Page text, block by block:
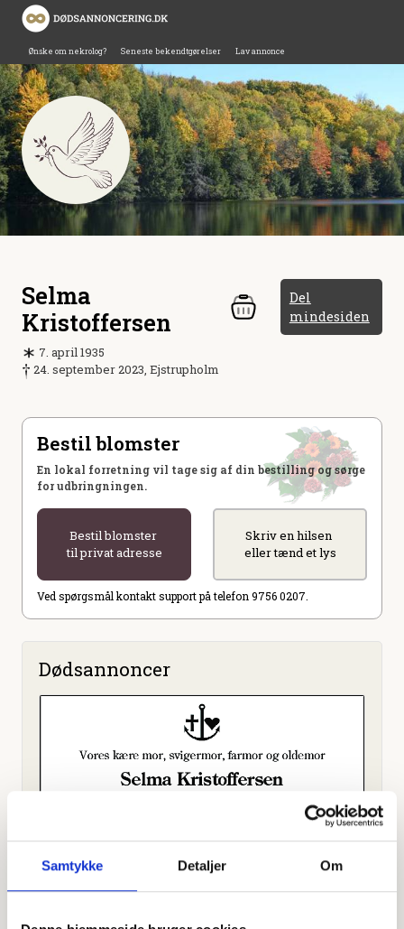
Samtykke Detaljer Om
Ønske om nekrolog? Seneste bekendtgørelser Lav annonce
Selma
Kristoffersen
Del
mindesiden
7. april 1935
24. september 2023, Ejstrupholm
Bestil blomster
En lokal forretning vil tage sig af din bestilling og sørge
for udbringningen.
Bestil blomster
til privat adresse
Skriv en hilsen
eller tænd et lys
Ved spørgsmål kontakt support på telefon 9756 0207.
Dødsannoncer